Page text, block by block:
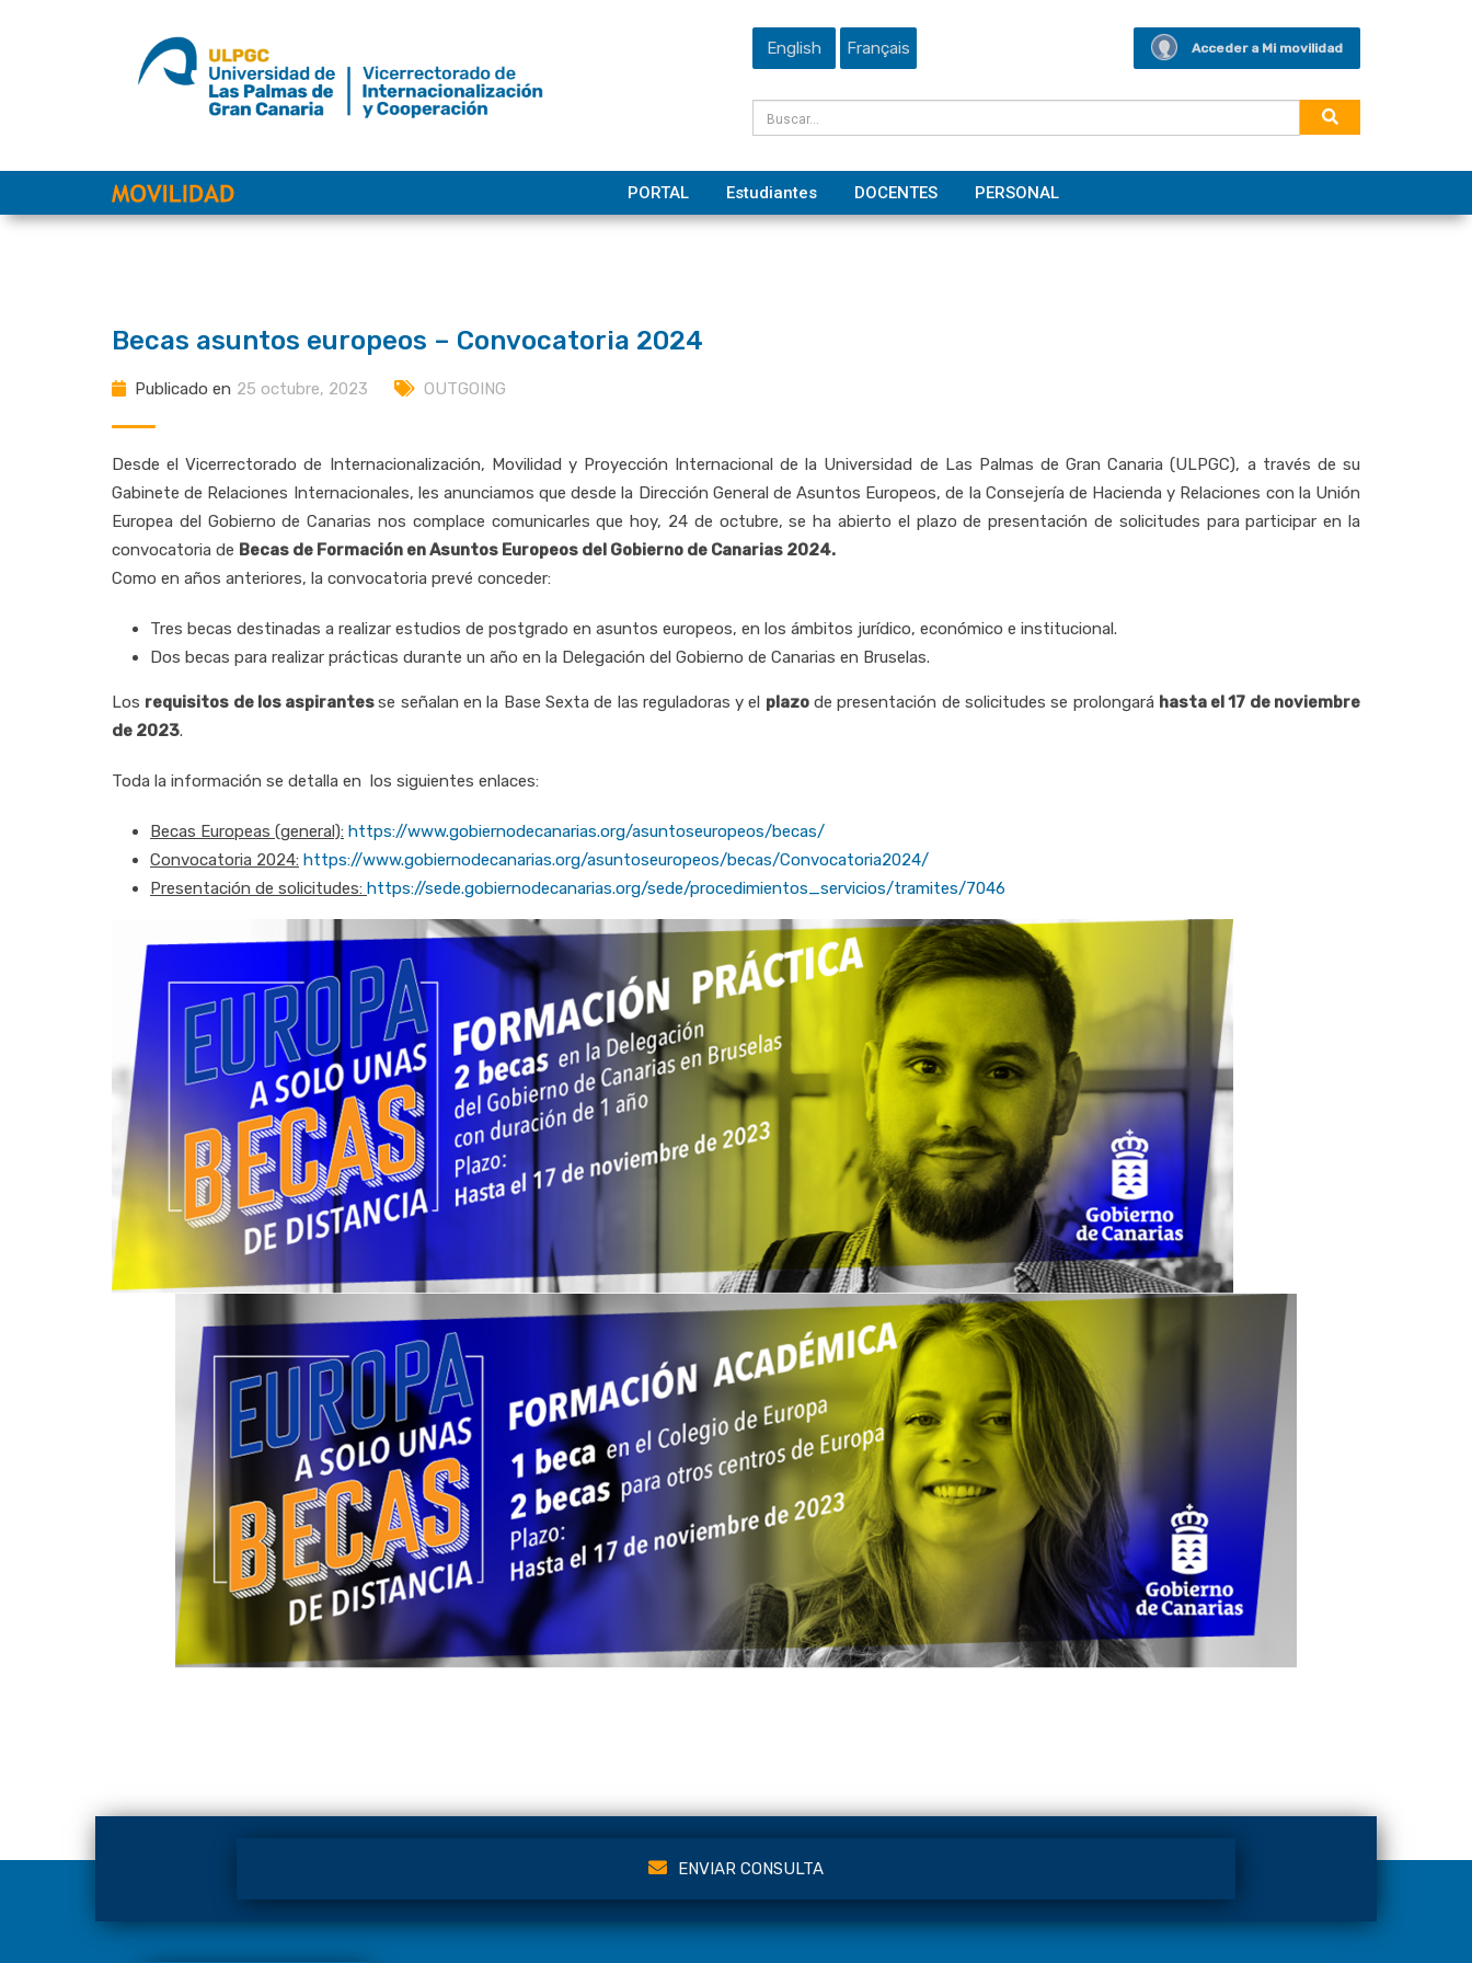
English Français Acceder a Mi movilidad
PORTAL Estudiantes DOCENTES PERSONAL
Becas asuntos europeos – Convocatoria 2024
Publicado en 25 octubre, 2023 OUTGOING
Desde el Vicerrectorado de Internacionalización, Movilidad y Proyección Internacional de la Universidad de Las Palmas de Gran Canaria (ULPGC), a través de su
Gabinete de Relaciones Internacionales, les anunciamos que desde la Dirección General de Asuntos Europeos, de la Consejería de Hacienda y Relaciones con la Unión
Europea del Gobierno de Canarias nos complace comunicarles que hoy, 24 de octubre, se ha abierto el plazo de presentación de solicitudes para participar en la
convocatoria de Becas de Formación en Asuntos Europeos del Gobierno de Canarias 2024.
Como en años anteriores, la convocatoria prevé conceder:
Tres becas destinadas a realizar estudios de postgrado en asuntos europeos, en los ámbitos jurídico, económico e institucional.
Dos becas para realizar prácticas durante un año en la Delegación del Gobierno de Canarias en Bruselas.
Los requisitos de los aspirantesse señalan en la Base Sexta de las reguladoras y el plazode presentación de solicitudes se prolongará hasta el 17 de noviembre
de 2023.
Toda la información se detalla en los siguientes enlaces:
Becas Europeas (general): https://www.gobiernodecanarias.org/asuntoseuropeos/becas/
Convocatoria 2024: https://www.gobiernodecanarias.org/asuntoseuropeos/becas/Convocatoria2024/
Presentación de solicitudes: https://sede.gobiernodecanarias.org/sede/procedimientos_servicios/tramites/7046
ENVIAR CONSULTA